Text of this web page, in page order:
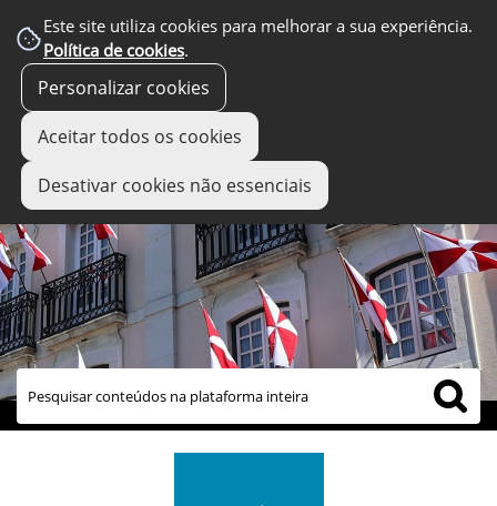
Este site utiliza cookies para melhorar a sua experiência.
Política de cookies.
Personalizar cookies
Aceitar todos os cookies
Desativar cookies não essenciais
links úteis